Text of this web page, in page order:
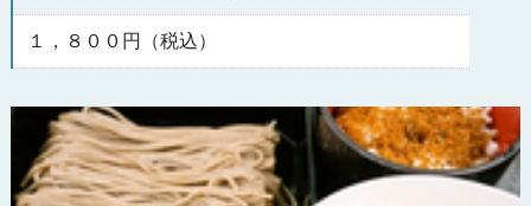
１，８００円（税込）